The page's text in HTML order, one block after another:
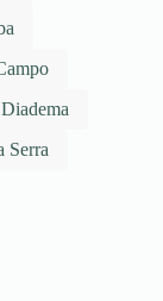
Diadema
Serra